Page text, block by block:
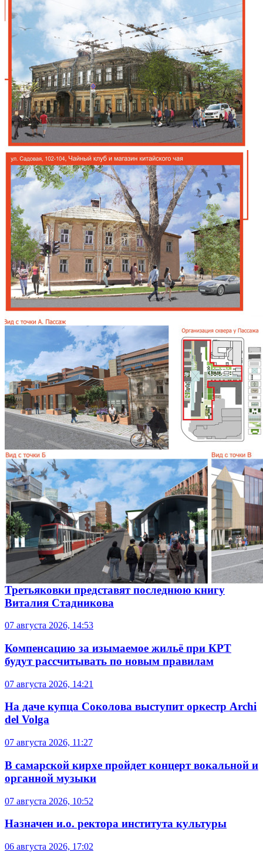
Третьяковки представят последнюю книгу
Виталия Стадникова
07 августа 2026, 14:53
Компенсацию за изымаемое жильё при КРТ
будут рассчитывать по новым правилам
07 августа 2026, 14:21
На даче купца Соколова выступит оркестр Archi
del Volga
07 августа 2026, 11:27
В самарской кирхе пройдет концерт вокальной и
органной музыки
07 августа 2026, 10:52
Назначен и.о. ректора института культуры
06 августа 2026, 17:02